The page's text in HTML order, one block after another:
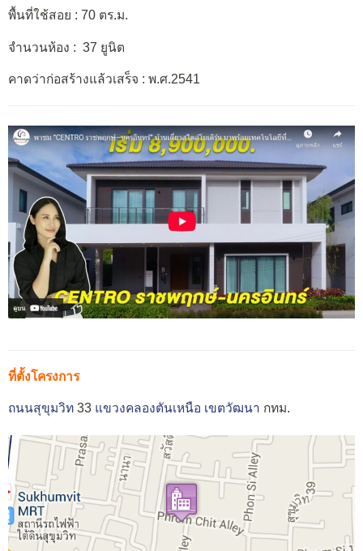
พื้นที่ใช้สอย : 70 ตร.ม.
จำนวนห้อง : 37 ยูนิต
คาดว่าก่อสร้างแล้วเสร็จ : พ.ศ.2541
ที่ตั้งโครงการ
ถนนสุขุมวิท 33 แขวงคลองตันเหนือ เขตวัฒนา กทม.